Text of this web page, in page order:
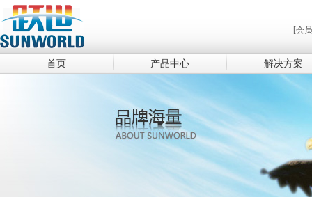
[会
首页 产品中心 解决方案